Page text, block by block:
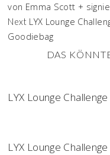
von Emma Scott +
Next LYX Lounge
Goodiebag
DAS
LYX Lounge
LYX Lounge